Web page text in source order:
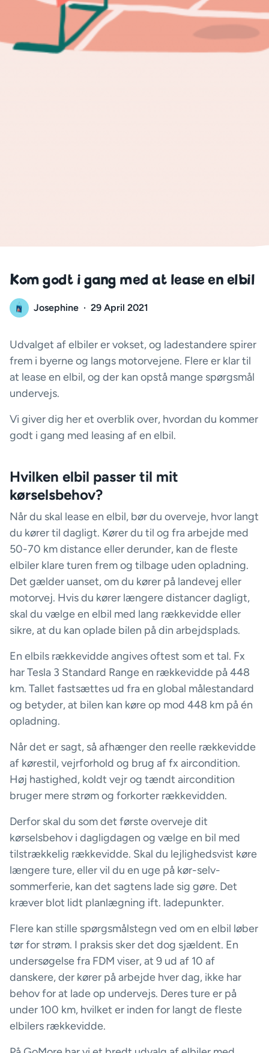
Kom godt i gang med at lease en elbil
Josephine · 29 April 2021
Udvalget af elbiler er vokset, og ladestandere spirer
frem i byerne og langs motorvejene. Flere er klar til
at lease en elbil, og der kan opstå mange spørgsmål
undervejs.
Vi giver dig her et overblik over, hvordan du kommer
godt i gang med leasing af en elbil.
Hvilken elbil passer til mit
kørselsbehov?
Når du skal lease en elbil, bør du overveje, hvor langt
du kører til dagligt. Kører du til og fra arbejde med
50-70 km distance eller derunder, kan de fleste
elbiler klare turen frem og tilbage uden opladning.
Det gælder uanset, om du kører på landevej eller
motorvej. Hvis du kører længere distancer dagligt,
skal du vælge en elbil med lang rækkevidde eller
sikre, at du kan oplade bilen på din arbejdsplads.
En elbils rækkevidde angives oftest som et tal. Fx
har Tesla 3 Standard Range en rækkevidde på 448
km. Tallet fastsættes ud fra en global målestandard
og betyder, at bilen kan køre op mod 448 km på én
opladning.
Når det er sagt, så afhænger den reelle rækkevidde
af kørestil, vejrforhold og brug af fx aircondition.
Høj hastighed, koldt vejr og tændt aircondition
bruger mere strøm og forkorter rækkevidden.
Derfor skal du som det første overveje dit
kørselsbehov i dagligdagen og vælge en bil med
tilstrækkelig rækkevidde. Skal du lejlighedsvist køre
længere ture, eller vil du en uge på kør-selv-
sommerferie, kan det sagtens lade sig gøre. Det
kræver blot lidt planlægning ift. ladepunkter.
Flere kan stille spørgsmålstegn ved om en elbil løber
tør for strøm. I praksis sker det dog sjældent. En
undersøgelse fra FDM viser, at 9 ud af 10 af
danskere, der kører på arbejde hver dag, ikke har
behov for at lade op undervejs. Deres ture er på
under 100 km, hvilket er inden for langt de fleste
elbilers rækkevidde.